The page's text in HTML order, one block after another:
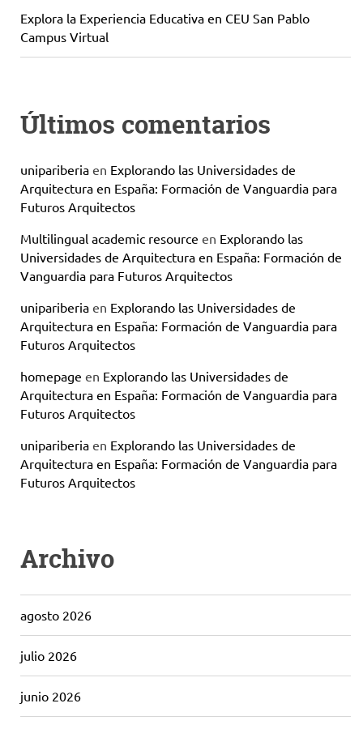
Explora la Experiencia Educativa en CEU San Pablo
Campus Virtual
Últimos comentarios
unipariberia en Explorando las Universidades de
Arquitectura en España: Formación de Vanguardia para
Futuros Arquitectos
Multilingual academic resource en Explorando las
Universidades de Arquitectura en España: Formación de
Vanguardia para Futuros Arquitectos
unipariberia en Explorando las Universidades de
Arquitectura en España: Formación de Vanguardia para
Futuros Arquitectos
homepage en Explorando las Universidades de
Arquitectura en España: Formación de Vanguardia para
Futuros Arquitectos
unipariberia en Explorando las Universidades de
Arquitectura en España: Formación de Vanguardia para
Futuros Arquitectos
Archivo
agosto 2026
julio 2026
junio 2026